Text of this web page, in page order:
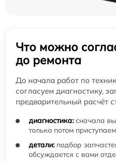
Что можно
до ремонта
До начала работ по
согласуем диагностику,
предварительный расчёт
диагностика: сначала
только потом
детали: подбор
обсуждается с вами